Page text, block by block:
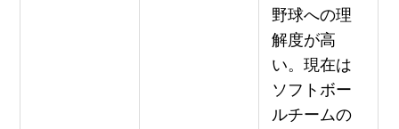
野球への理
解度が高
い。現在は
ソフトボー
ルチームの